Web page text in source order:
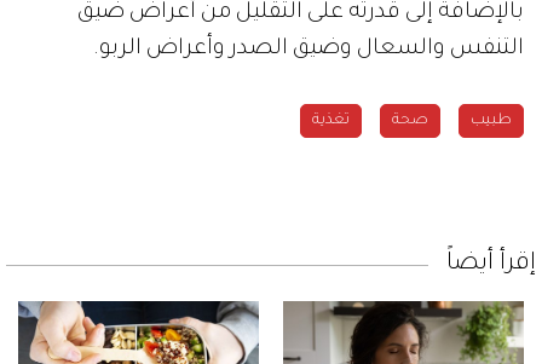
بالإضافة إلى قدرته على التقليل من أعراض ضيق
التنفس والسعال وضيق الصدر وأعراض الربو.
طبيب صحة تغذية
إقرأ أيضاً